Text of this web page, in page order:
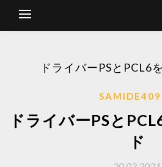
ドライバーPSとPCL6
ドライバーPSと
ド